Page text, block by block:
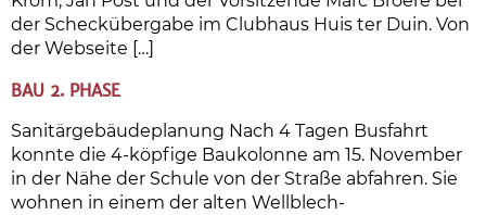
der Scheckübergabe im Clubhaus Huis ter Duin. Von
der Webseite […]
BAU 2. PHASE
Sanitärgebäudeplanung Nach 4 Tagen Busfahrt
konnte die 4-köpfige Baukolonne am 15. November
in der Nähe der Schule von der Straße abfahren. Sie
wohnen in einem der alten Wellblech-